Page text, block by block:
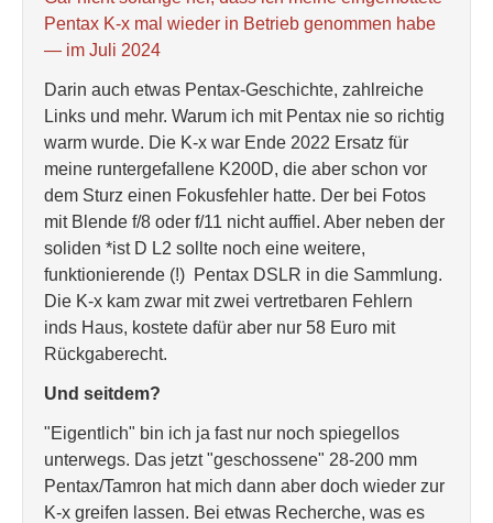
Pentax K-x mal wieder in Betrieb genommen habe
— im Juli 2024
Darin auch etwas Pentax-Geschichte, zahlreiche
Links und mehr. Warum ich mit Pentax nie so richtig
warm wurde. Die K-x war Ende 2022 Ersatz für
meine runtergefallene K200D, die aber schon vor
dem Sturz einen Fokusfehler hatte. Der bei Fotos
mit Blende f/8 oder f/11 nicht auffiel. Aber neben der
soliden *ist D L2 sollte noch eine weitere,
funktionierende (!) Pentax DSLR in die Sammlung.
Die K-x kam zwar mit zwei vertretbaren Fehlern
inds Haus, kostete dafür aber nur 58 Euro mit
Rückgaberecht.
Und seitdem?
"Eigentlich" bin ich ja fast nur noch spiegellos
unterwegs. Das jetzt "geschossene" 28-200 mm
Pentax/Tamron hat mich dann aber doch wieder zur
K-x greifen lassen. Bei etwas Recherche, was es